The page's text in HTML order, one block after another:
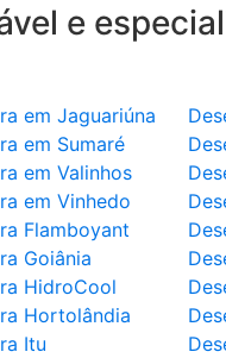
e
em Jaguariúna
em Sumaré
em Valinhos
em Vinhedo
Flamboyant
Goiânia
HidroCool
Hortolândia
Itu